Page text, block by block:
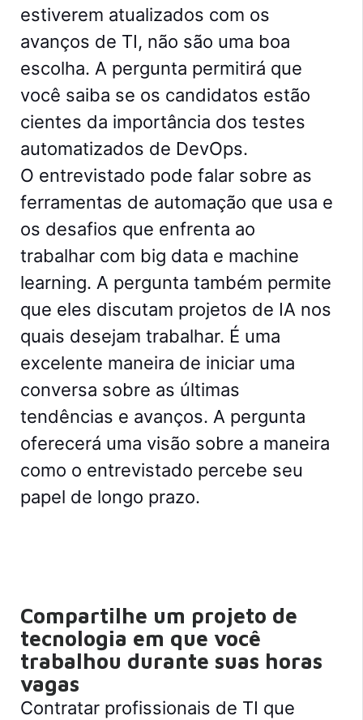
estiverem atualizados com os
avanços de TI, não são uma boa
escolha. A pergunta permitirá que
você saiba se os candidatos estão
cientes da importância dos testes
automatizados de DevOps.
O entrevistado pode falar sobre as
ferramentas de automação que usa e
os desafios que enfrenta ao
trabalhar com big data e machine
learning. A pergunta também permite
que eles discutam projetos de IA nos
quais desejam trabalhar. É uma
excelente maneira de iniciar uma
conversa sobre as últimas
tendências e avanços. A pergunta
oferecerá uma visão sobre a maneira
como o entrevistado percebe seu
papel de longo prazo.
Compartilhe um projeto de
tecnologia em que você
trabalhou durante suas horas
vagas
Contratar profissionais de TI que